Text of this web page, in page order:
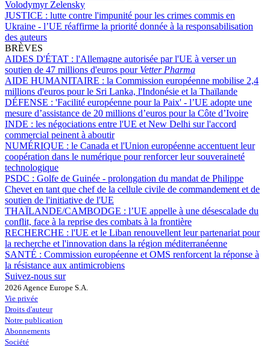
Volodymyr Zelensky
JUSTICE : lutte contre l'impunité pour les crimes commis en
Ukraine - l’UE réaffirme la priorité donnée à la responsabilisation
des auteurs
BRÈVES
AIDES D'ÉTAT : l'Allemagne autorisée par l'UE à verser un
soutien de 47 millions d'euros pour Vetter Pharma
AIDE HUMANITAIRE : la Commission européenne mobilise 2,4
millions d'euros pour le Sri Lanka, l'Indonésie et la Thaïlande
DÉFENSE : 'Facilité européenne pour la Paix' - l’UE adopte une
mesure d’assistance de 20 millions d’euros pour la Côte d’Ivoire
INDE : les négociations entre l'UE et New Delhi sur l'accord
commercial peinent à aboutir
NUMÉRIQUE : le Canada et l'Union européenne accentuent leur
coopération dans le numérique pour renforcer leur souveraineté
technologique
PSDC : Golfe de Guinée - prolongation du mandat de Philippe
Chevet en tant que chef de la cellule civile de commandement et de
soutien de l'initiative de l'UE
THAÏLANDE/CAMBODGE : l’UE appelle à une désescalade du
conflit, face à la reprise des combats à la frontière
RECHERCHE : l'UE et le Liban renouvellent leur partenariat pour
la recherche et l'innovation dans la région méditerranéenne
SANTÉ : Commission européenne et OMS renforcent la réponse à
la résistance aux antimicrobiens
Suivez-nous sur
2026 Agence Europe S.A.
Vie privée
Droits d'auteur
Notre publication
Abonnements
Société